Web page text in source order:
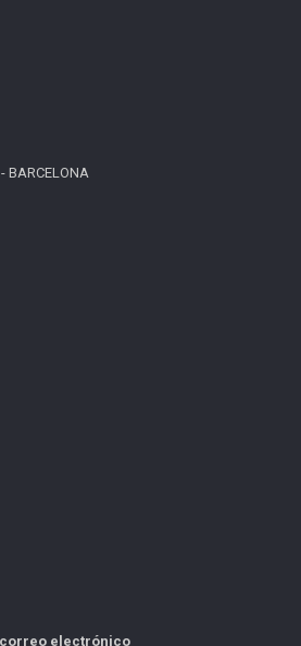
BARCELONA
electrónico